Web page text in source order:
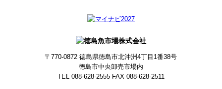
〒770-0872徳島県徳島市北沖洲4丁目1番38号
徳島市中央卸売市場内
TEL 088-628-2555 FAX 088-628-2511